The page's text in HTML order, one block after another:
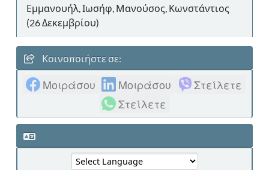
Εμμανουήλ, Ιωσήφ, Μανούσος, Κωνστάντιος
(26 Δεκεμβρίου)
Κοινοποιήστε σε:
Μοιράσου Μοιράσου
Στείλετε
Στείλετε